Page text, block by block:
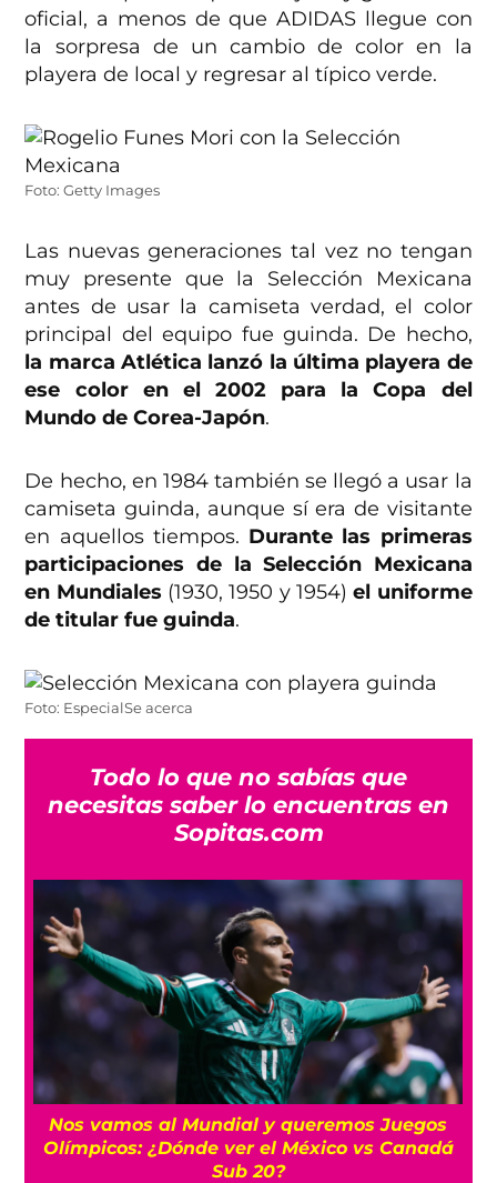
oficial, a menos de que ADIDAS llegue con
la sorpresa de un cambio de color en la
playera de local y regresar al típico verde.
Foto: Getty Images
Las nuevas generaciones tal vez no tengan
muy presente que la Selección Mexicana
antes de usar la camiseta verdad, el color
principal del equipo fue guinda. De hecho,
la marca Atlética lanzó la última playera de
ese color en el 2002 para la Copa del
Mundo de Corea-Japón.
De hecho, en 1984 también se llegó a usar la
camiseta guinda, aunque sí era de visitante
en aquellos tiempos. Durante las primeras
participaciones de la Selección Mexicana
en Mundiales (1930, 1950 y 1954) el uniforme
de titular fue guinda.
Foto: EspecialSe acerca
Todo lo que no sabías que
necesitas saber lo encuentras en
Sopitas.com
Nos vamos al Mundial y queremos Juegos
Olímpicos: ¿Dónde ver el México vs Canadá
Sub 20?